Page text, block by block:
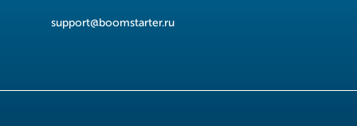
support@boomstarter.ru